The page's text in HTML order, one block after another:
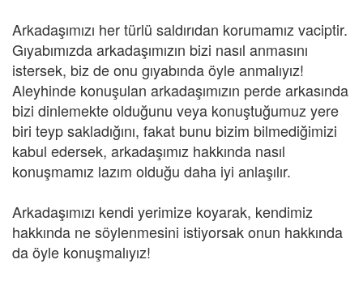
Arkadaşımızı her türlü saldırıdan korumamız vaciptir.
Gıyabımızda arkadaşımızın bizi nasıl anmasını
istersek, biz de onu gıyabında öyle anmalıyız!
Aleyhinde konuşulan arkadaşımızın perde arkasında
bizi dinlemekte olduğunu veya konuştuğumuz yere
biri teyp sakladığını, fakat bunu bizim bilmediğimizi
kabul edersek, arkadaşımız hakkında nasıl
konuşmamız lazım olduğu daha iyi anlaşılır.
Arkadaşımızı kendi yerimize koyarak, kendimiz
hakkında ne söylenmesini istiyorsak onun hakkında
da öyle konuşmalıyız!